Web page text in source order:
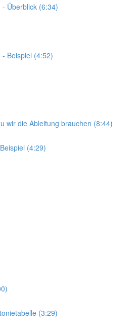
Überblick (6:34)
Beispiel (4:52)
wir die Ableitung brauchen (8:44)
(4:29)
(3:29)